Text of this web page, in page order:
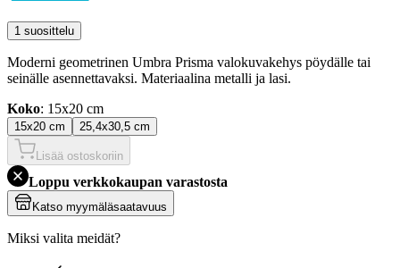
1 suosittelu
Moderni geometrinen Umbra Prisma valokuvakehys pöydälle tai
seinälle asennettavaksi. Materiaalina metalli ja lasi.
Koko: 15x20 cm
15x20 cm 25,4x30,5 cm
Lisää ostoskoriin
Loppu verkkokaupan varastosta
Katso myymäläsaatavuus
Miksi valita meidät?